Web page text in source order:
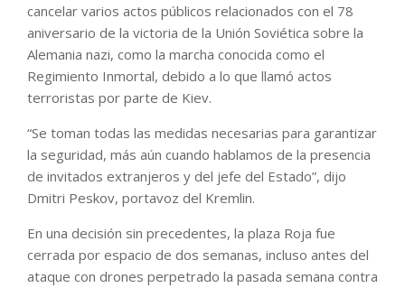
cancelar varios actos públicos relacionados con el 78
aniversario de la victoria de la Unión Soviética sobre la
Alemania nazi, como la marcha conocida como el
Regimiento Inmortal, debido a lo que llamó actos
terroristas por parte de Kiev.
“Se toman todas las medidas necesarias para garantizar
la seguridad, más aún cuando hablamos de la presencia
de invitados extranjeros y del jefe del Estado”, dijo
Dmitri Peskov, portavoz del Kremlin.
En una decisión sin precedentes, la plaza Roja fue
cerrada por espacio de dos semanas, incluso antes del
ataque con drones perpetrado la pasada semana contra